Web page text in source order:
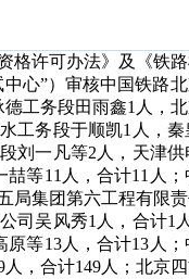
许可办法》及《铁
心”）审核中国铁路
工务段田雨鑫1人，
工务段于顺凯1人，
刘一凡等2人，天津
等11人，合计11人
局集团第六工程有限
司吴风秀1人，合计1
等13人，合计13人
，合计149人；北京